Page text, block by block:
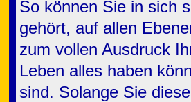
So können Sie in sich
gehört, auf allen
zum vollen Ausdruck
Leben alles haben
sind. Solange Sie